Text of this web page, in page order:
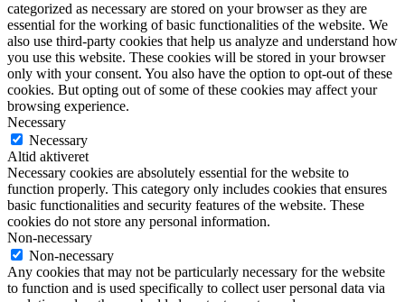
categorized as necessary are stored on your browser as they are
essential for the working of basic functionalities of the website. We
also use third-party cookies that help us analyze and understand how
you use this website. These cookies will be stored in your browser
only with your consent. You also have the option to opt-out of these
cookies. But opting out of some of these cookies may affect your
browsing experience.
Necessary
Necessary
Altid aktiveret
Necessary cookies are absolutely essential for the website to
function properly. This category only includes cookies that ensures
basic functionalities and security features of the website. These
cookies do not store any personal information.
Non-necessary
Non-necessary
Any cookies that may not be particularly necessary for the website
to function and is used specifically to collect user personal data via